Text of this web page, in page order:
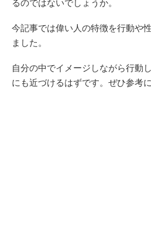
今記事では偉い人の特徴を行動や
ました。
自分の中でイメージしながら行動
にも近づけるはずです。ぜひ参考